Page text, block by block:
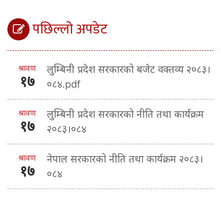
पछिल्लो अपडेट
श्रावण
१७
लुम्बिनी प्रदेश सरकारको बजेट वक्तव्य २०८३।
०८४.pdf
श्रावण
१७
लुम्बिनी प्रदेश सरकारको नीति तथा कार्यक्रम
२०८३।०८४
श्रावण
१७
नेपाल सरकारको नीति तथा कार्यक्रम २०८३।
०८४